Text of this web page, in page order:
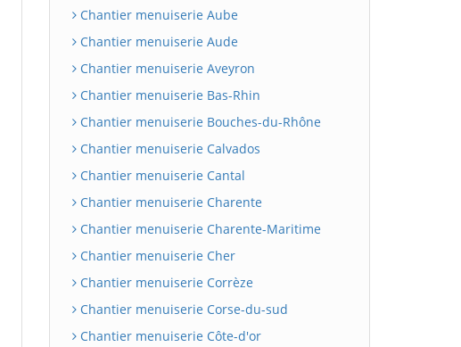
Chantier menuiserie Aube
Chantier menuiserie Aude
Chantier menuiserie Aveyron
Chantier menuiserie Bas-Rhin
Chantier menuiserie Bouches-du-Rhône
Chantier menuiserie Calvados
Chantier menuiserie Cantal
Chantier menuiserie Charente
Chantier menuiserie Charente-Maritime
Chantier menuiserie Cher
Chantier menuiserie Corrèze
Chantier menuiserie Corse-du-sud
Chantier menuiserie Côte-d'or